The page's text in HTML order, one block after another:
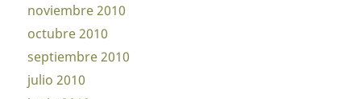
noviembre 2010
octubre 2010
septiembre 2010
julio 2010